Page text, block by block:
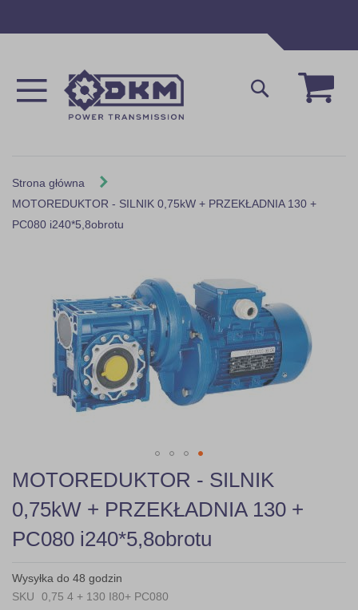
Mój
Szukaj
Strona główna
MOTOREDUKTOR - SILNIK 0,75kW + PRZEKŁADNIA 130 +
PC080 i240*5,8obrotu
Skip
to
the
beginning
of
the
gallery
MOTOREDUKTOR - SILNIK
0,75kW + PRZEKŁADNIA 130 +
PC080 i240*5,8obrotu
Wysyłka do 48 godzin
SKU
0,75 4 + 130 I80+ PC080